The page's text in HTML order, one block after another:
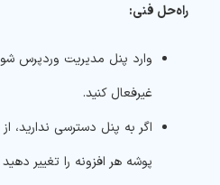
راه‌حل فنی:
وارد پنل مدیریت وردپرس
غیرفعال کنید.
پوشه هر افزونه را تغییر